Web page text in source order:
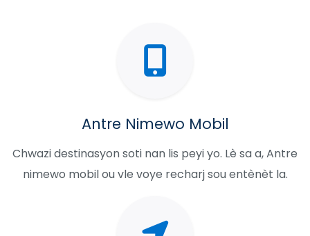
Antre Nimewo Mobil
Chwazi destinasyon soti nan lis peyi yo. Lè sa a, Antre
nimewo mobil ou vle voye recharj sou entènèt la.